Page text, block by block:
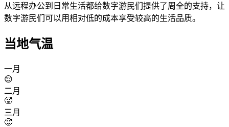
从远程办公到日常生活都给数字游民们提供了周全的支持，让
数字游民们可以用相对低的成本享受较高的生活品质。
当地气温
一月
😌
二月
🥵
三月
🥵